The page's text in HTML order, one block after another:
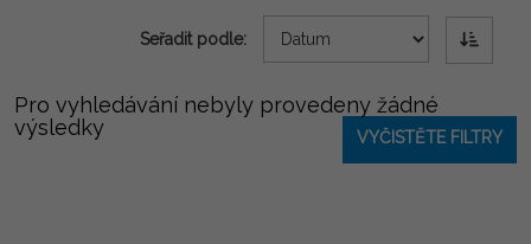
Seřadit podle:
Pro vyhledávání nebyly provedeny žádné
výsledky
VYČISTĚTE FILTRY